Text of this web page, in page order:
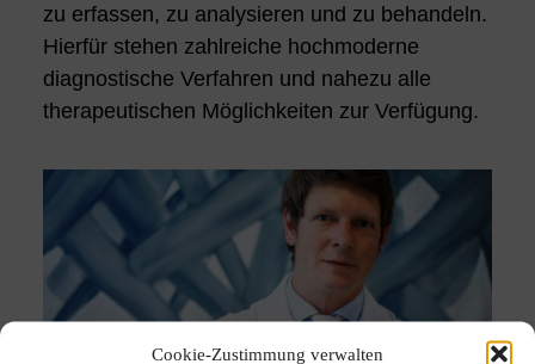
Cookie-Zustimmung verwalten
zu erfassen, zu analysieren und zu behandeln.
Hierfür stehen zahlreiche hochmoderne
diagnostische Verfahren und nahezu alle
therapeutischen Möglichkeiten zur Verfügung.